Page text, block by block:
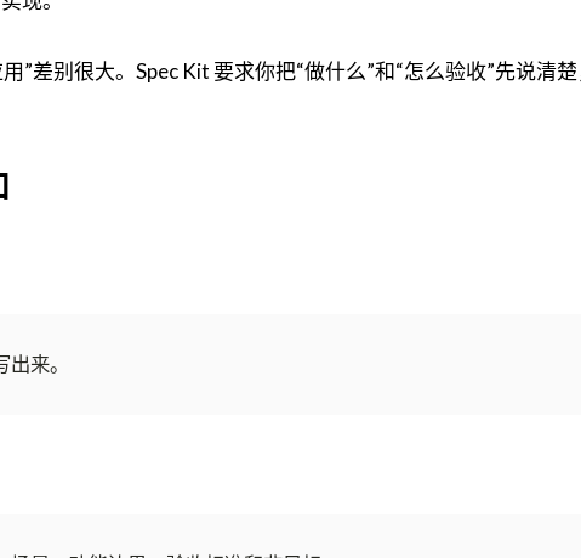
”差别很大。Spec Kit 要求你把“做什么”和“怎么验收”先说清